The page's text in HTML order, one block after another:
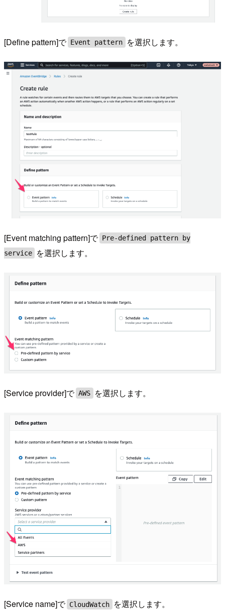
[Define pattern]で Event pattern を選択します。
[Event matching pattern]で Pre-defined pattern by
service
を選択します。
[Service provider]で AWS を選択します。
[Service name]で CloudWatch を選択します。